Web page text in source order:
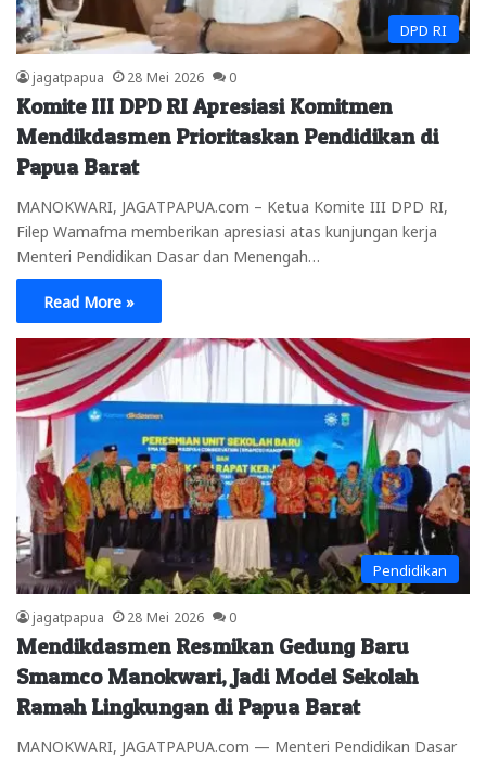
DPD RI
jagatpapua 28 Mei 2026 0
Komite III DPD RI Apresiasi Komitmen
Mendikdasmen Prioritaskan Pendidikan di
Papua Barat
MANOKWARI, JAGATPAPUA.com – Ketua Komite III DPD RI,
Filep Wamafma memberikan apresiasi atas kunjungan kerja
Menteri Pendidikan Dasar dan Menengah…
Read More »
Pendidikan
jagatpapua 28 Mei 2026 0
Mendikdasmen Resmikan Gedung Baru
Smamco Manokwari, Jadi Model Sekolah
Ramah Lingkungan di Papua Barat
MANOKWARI, JAGATPAPUA.com — Menteri Pendidikan Dasar